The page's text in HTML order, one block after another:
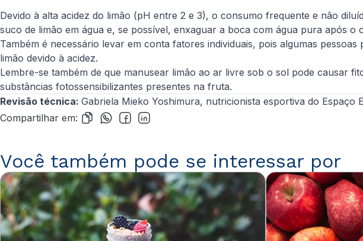
Devido à alta acidez do limão (pH entre 2 e 3), o consumo frequente e não
suco de limão em água e, se possível, enxaguar a boca com água pura após o
Também é necessário levar em conta fatores individuais, pois algumas
limão devido à acidez.
Lembre-se também de que manusear limão ao ar livre sob o sol pode causar
substâncias fotossensibilizantes presentes na fruta.
Revisão técnica: Gabriela Mieko Yoshimura, nutricionista esportiva do Espaço
Compartilhar em:
Você também pode se interessar por